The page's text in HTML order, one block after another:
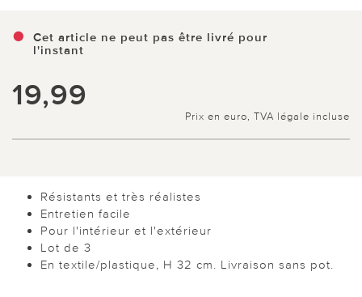
Cet article ne peut pas être livré pour
l'instant
19,99
Prix en euro, TVA légale incluse
Résistants et très réalistes
Entretien facile
Pour l'intérieur et l'extérieur
Lot de 3
En textile/plastique, H 32 cm. Livraison sans pot.